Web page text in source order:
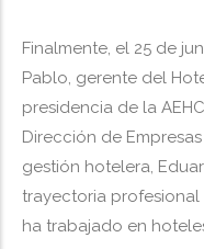
Finalmente, el 25 de
Pablo, gerente del
presidencia de la
Dirección de
gestión hotelera,
trayectoria
ha trabajado en